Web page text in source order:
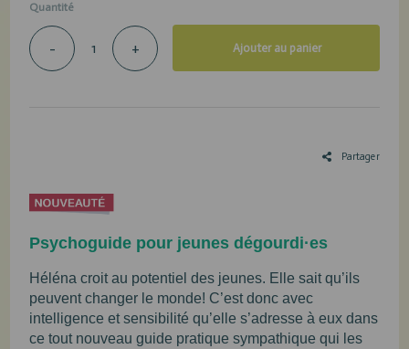
Quantité
- + Ajouter au panier
Partager
Psychoguide pour jeunes dégourdi·es
Héléna croit au potentiel des jeunes. Elle sait qu’ils
peuvent changer le monde! C’est donc avec
intelligence et sensibilité qu’elle s’adresse à eux dans
ce tout nouveau guide pratique sympathique qui les